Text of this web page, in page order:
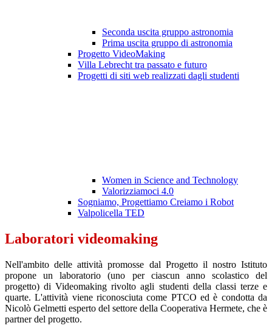
Seconda uscita gruppo astronomia
Prima uscita gruppo di astronomia
Progetto VideoMaking
Villa Lebrecht tra passato e futuro
Progetti di siti web realizzati dagli studenti
Women in Science and Technology
Valorizziamoci 4.0
Sogniamo, Progettiamo Creiamo i Robot
Valpolicella TED
Laboratori videomaking
Nell'ambito delle attività promosse dal Progetto il nostro Istituto
propone un laboratorio (uno per ciascun anno scolastico del
progetto) di Videomaking rivolto agli studenti della classi terze e
quarte. L'attività viene riconosciuta come PTCO ed è condotta da
Nicolò Gelmetti esperto del settore della Cooperativa Hermete, che è
partner del progetto.